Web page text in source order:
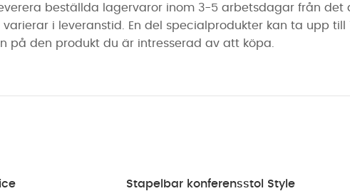
beställda lagervaror inom 3-5 arbetsdagar från
i leveranstid. En del specialprodukter kan ta upp till
på den produkt du är intresserad av att köpa.
Stapelbar konferensstol Style